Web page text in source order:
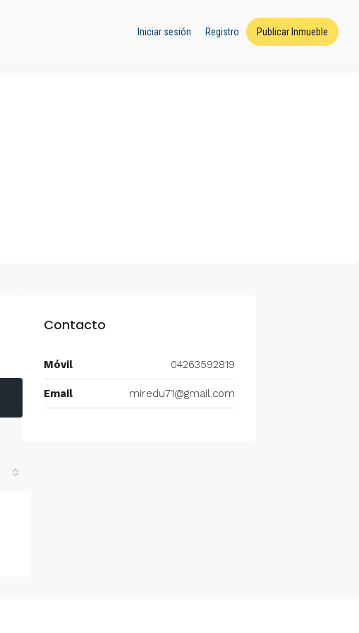
Iniciar sesión Registro Publicar Inmueble
Contacto
Móvil 04263592819
Email miredu71@gmail.com